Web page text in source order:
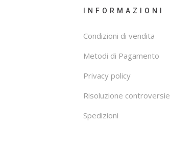
INFORMAZIONI
Condizioni di vendita
Metodi di Pagamento
Privacy policy
Risoluzione controversie
Spedizioni